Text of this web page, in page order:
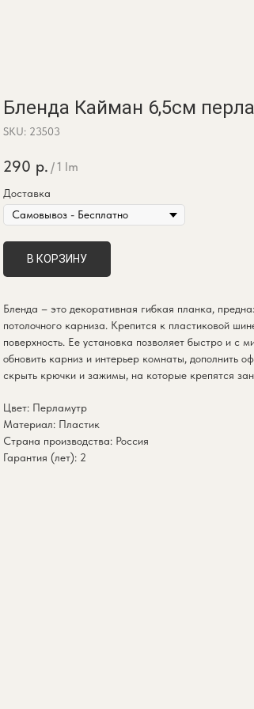
Бленда Кайман 6,5см
SKU: 23503
290 р. /1 lm
Доставка
В КОРЗИНУ
Бленда – это декоративная гибкая планка,
потолочного карниза. Крепится к пластиковой
поверхность. Ее установка позволяет быстро и
обновить карниз и интерьер комнаты, дополнить
скрыть крючки и зажимы, на которые крепятся
Цвет: Перламутр
Материал: Пластик
Страна производства: Россия
Гарантия (лет): 2